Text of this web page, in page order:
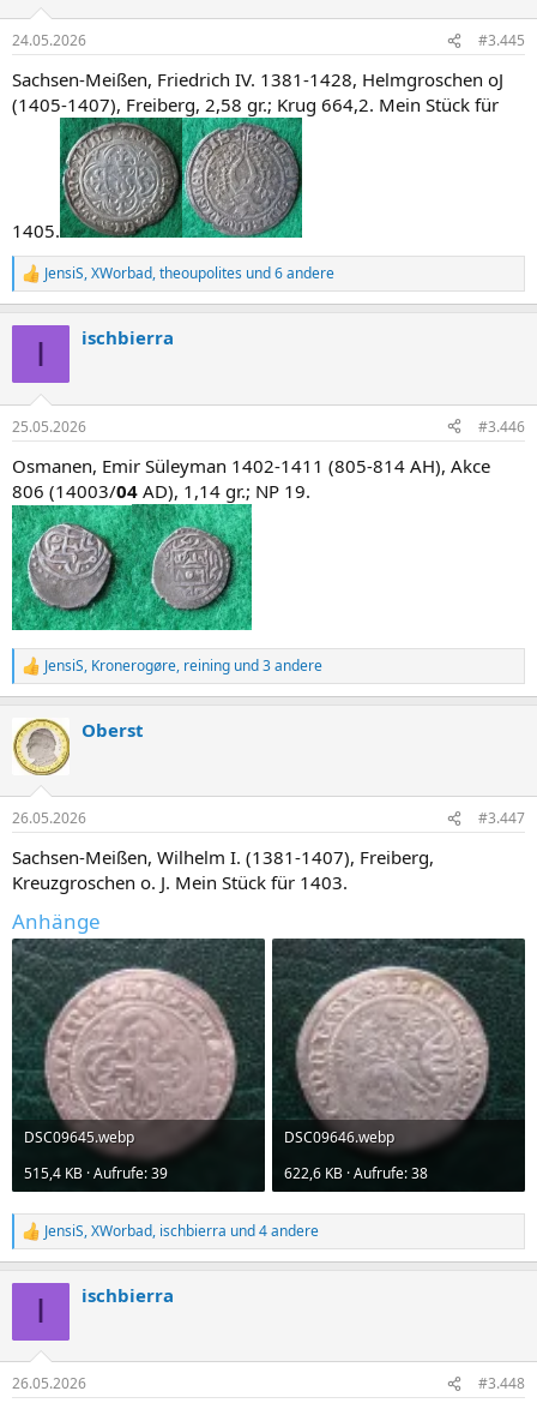
e
:
24.05.2026 #3.445
Sachsen-Meißen, Friedrich IV. 1381-1428, Helmgroschen oJ
(1405-1407), Freiberg, 2,58 gr.; Krug 664,2. Mein Stück für
1405.
R
e
e
:
JensiS,XWorbad,theoupolites und 6 andere
I ischbierra
25.05.2026 #3.446
Osmanen, Emir Süleyman 1402-1411 (805-814 AH), Akce
806 (14003/04 AD), 1,14 gr.; NP 19.
R
e
k
t
i
e
:
JensiS, Kronerogøre, reining und 3 andere
Oberst
26.05.2026 #3.447
Sachsen-Meißen, Wilhelm I. (1381-1407), Freiberg,
Kreuzgroschen o. J. Mein Stück für 1403.
Anhänge
DSC09645.webp
515,4 KB · Aufrufe: 39
DSC09646.webp
622,6 KB · Aufrufe: 38
R
e
e
JensiS,XWorbad, ischbierra und 4 andere
I ischbierra
26.05.2026 #3.448